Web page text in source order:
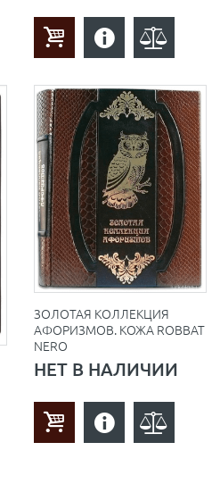
ЗОЛОТАЯ КОЛЛЕКЦИЯ
АФОРИЗМОВ. КОЖА ROBBAT
NERO
НЕТ В НАЛИЧИИ